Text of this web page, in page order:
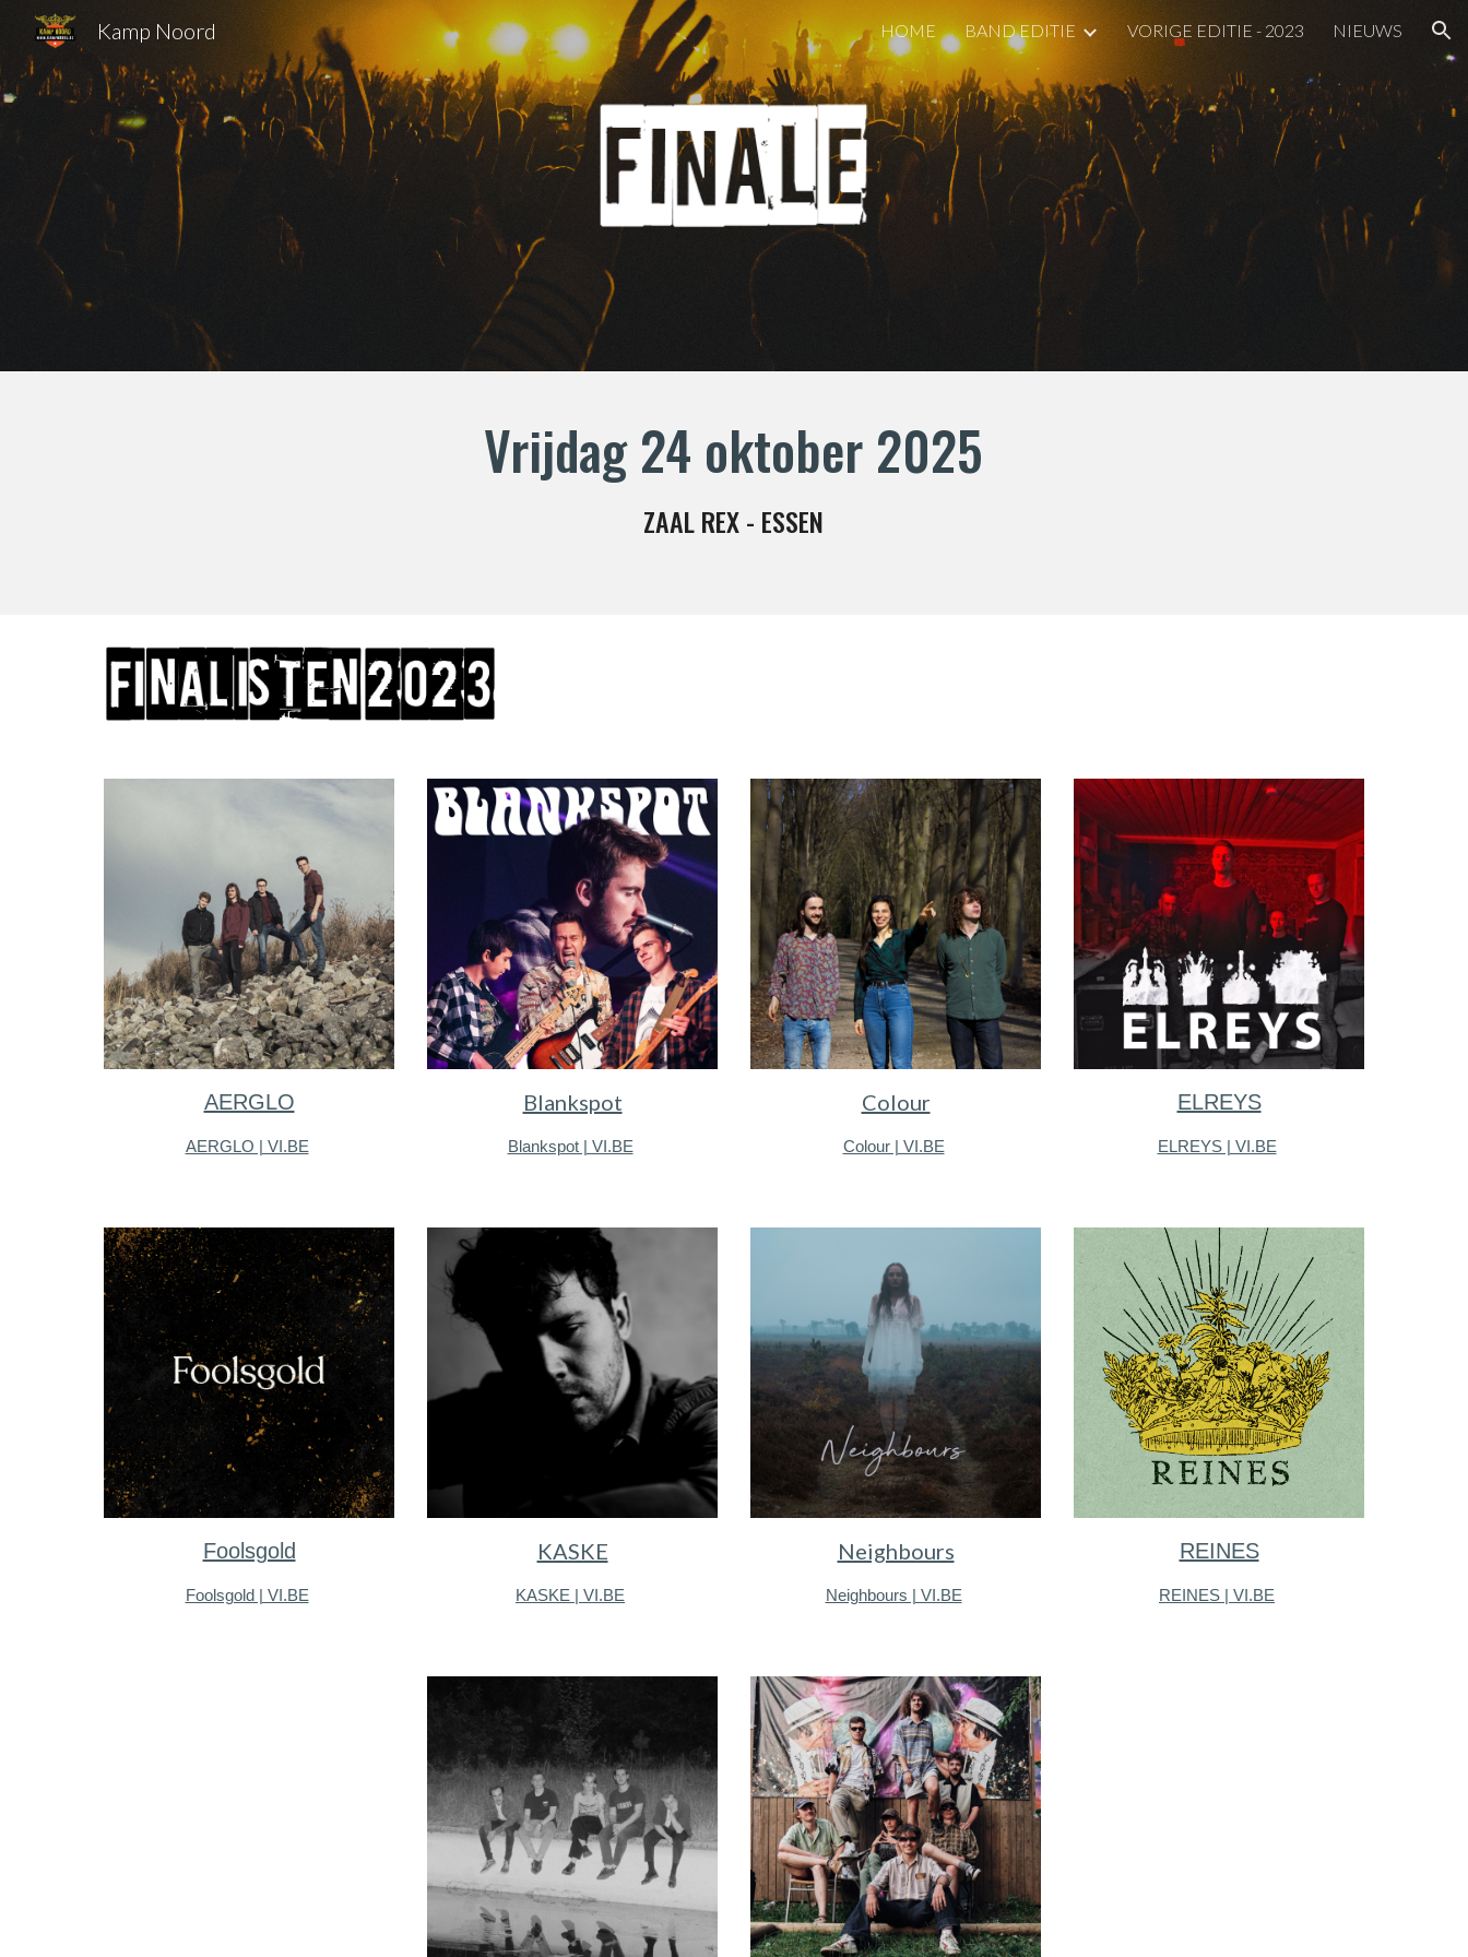
Skip to main content Skip to navigation
Kamp Noord HOME BAND EDITIE VORIGE EDITIE - 2023 NIEUWS
Vrijdag 24 oktober 2025
ZAAL REX - ESSEN
AERGLO
AERGLO | VI.BE
Blankspot
Blankspot | VI.BE
Colour
Colour | VI.BE
ELREYS
ELREYS | VI.BE
Foolsgold
Foolsgold | VI.BE
KASKE
KASKE | VI.BE
Neighbours
Neighbours | VI.BE
REINES
REINES | VI.BE